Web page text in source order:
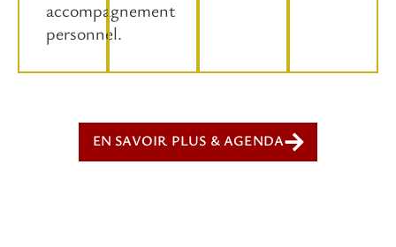
accompagnement
personnel.
EN SAVOIR PLUS & AGENDA